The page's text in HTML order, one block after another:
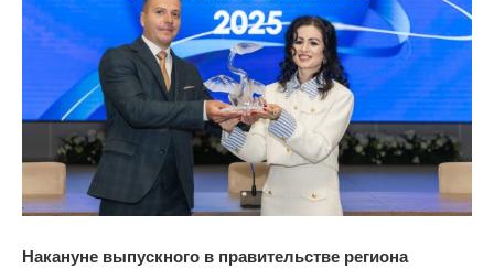
Накануне выпускного в правительстве региона